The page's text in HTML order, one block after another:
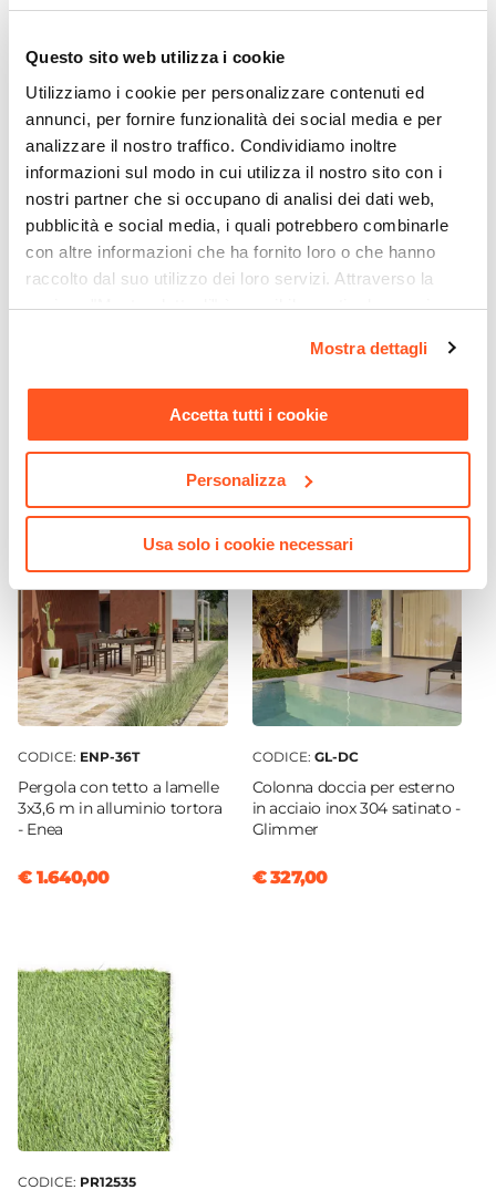
Questo sito web utilizza i cookie
Utilizziamo i cookie per personalizzare contenuti ed
annunci, per fornire funzionalità dei social media e per
analizzare il nostro traffico. Condividiamo inoltre
informazioni sul modo in cui utilizza il nostro sito con i
nostri partner che si occupano di analisi dei dati web,
pubblicità e social media, i quali potrebbero combinarle
con altre informazioni che ha fornito loro o che hanno
raccolto dal suo utilizzo dei loro servizi. Attraverso la
sezione "Mostra dettagli" è possibile gestire le proprie
momento. Per maggiori informazioni si invita a leggere la
nostraCookie Policy.
Mostra dettagli
Accetta tutti i cookie
Personalizza
Usa solo i cookie necessari
divano completo! Si consiglia di attendere 24-48
modellarsi alla perfezione.
Per Ambienti
Forma Base
Quadrata
Dimensioni
90 x 90 cm
Altezza
30 cm
Materiale Seduta
Tessuto Olefin
Colore Seduta
Colore Gambe
Terracotta
Sfoderabile|Tessuto impermeabile
Baku
Ti suggeriamo anche
Tavolino 100x50 cm in legno
€ 66,00
CODICE:PA-T2A
Tavolino 45x45 cm in legno
di acacia - Paja
€ 37,00
CODICE: ENP-36T
Pergola con tetto a lamelle
3x3,6 m in alluminio tortora
- Enea
€ 1.640,00
CODICE: GL-DC
Colonna doccia per esterno
in acciaio inox 304 satinato -
Glimmer
€ 327,00
CODICE: PR12535